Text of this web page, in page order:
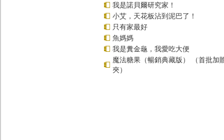
我是諾貝爾研究家！
小艾，天花板沾到泥巴了！
只有家最好
魚媽媽
我是糞金龜，我愛吃大便
魔法糖果（暢銷典藏版） （首批加
夾）